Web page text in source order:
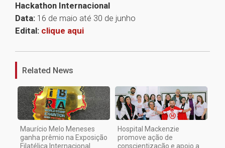
Hackathon Internacional
Data: 16 de maio até 30 de junho
Edital: clique aqui
Related News
Maurício Melo Meneses
ganha prêmio na Exposição
Filatélica Internacional
Hospital Mackenzie
promove ação de
conscientização e apoio a